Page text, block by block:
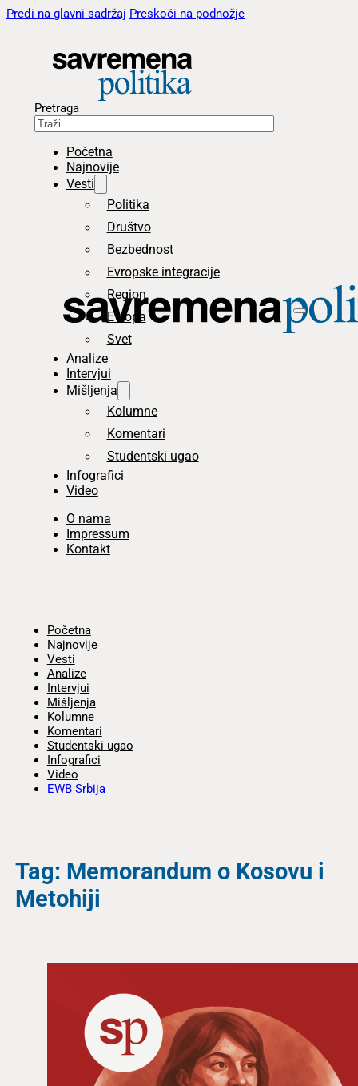
Pređi na glavni sadržaj Preskoči na podnožje
Pretraga
Početna
Najnovije
Vesti
Politika
Društvo
Bezbednost
Evropske integracije
Region
Evropa
Svet
Analize
Intervjui
Mišljenja
Kolumne
Komentari
Studentski ugao
Infografici
Video
O nama
Impressum
Kontakt
Početna
Najnovije
Vesti
Analize
Intervjui
Mišljenja
Kolumne
Komentari
Studentski ugao
Infografici
Video
EWB Srbija
Tag: Memorandum o Kosovu i
Metohiji